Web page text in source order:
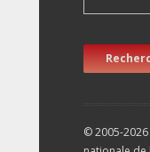
© 2005-